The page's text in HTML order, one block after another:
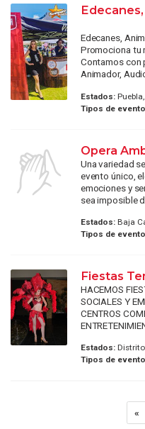
Edecanes,
Promociona tu
Contamos con
Animador,
Estados:
Tipos de
Opera
Una variedad
evento único,
emociones y
sea imposible
Estados:Baja
Tipos de
Fiestas
HACEMOS
SOCIALES Y
CENTROS
Estados:Distrito
Tipos de
«